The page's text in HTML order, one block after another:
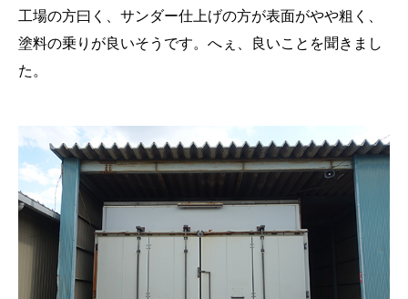
工場の方曰く、サンダー仕上げの方が表面がやや粗く、
塗料の乗りが良いそうです。へぇ、良いことを聞きまし
た。